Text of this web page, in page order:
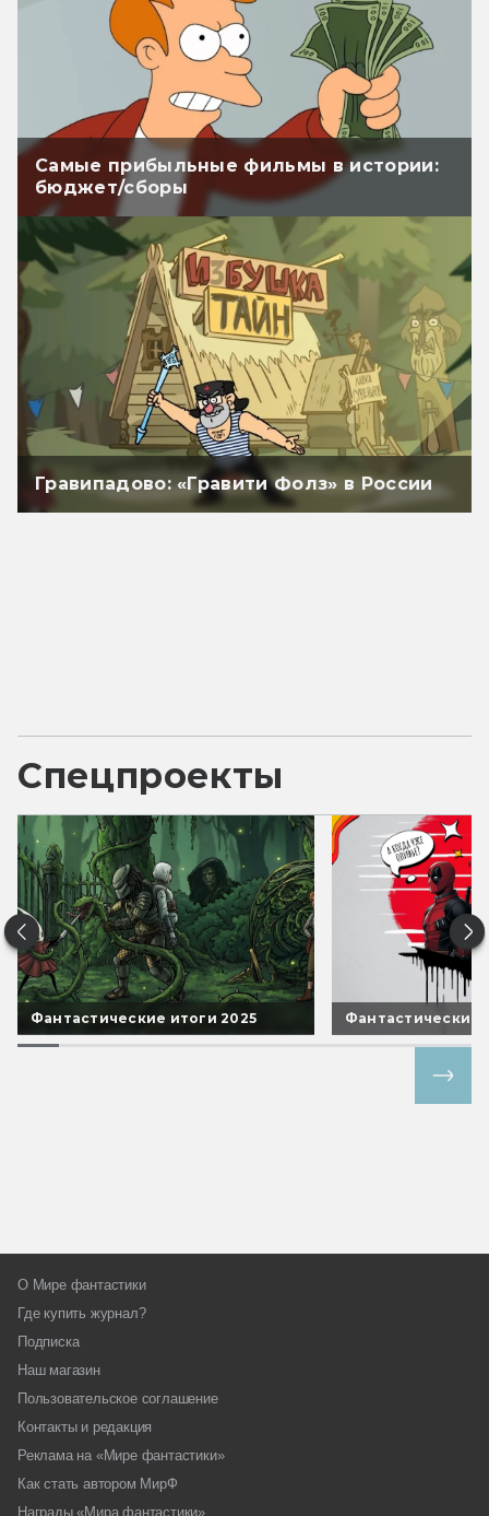
Самые прибыльные фильмы в истории:
бюджет/сборы
Гравипадово: «Гравити Фолз» в России
Спецпроекты
Фантастические итоги 2025 Фантастические
О Мире фантастики
Где купить журнал?
Подписка
Наш магазин
Пользовательское соглашение
Контакты и редакция
Реклама на «Мире фантастики»
Как стать автором МирФ
Награды «Мира фантастики»